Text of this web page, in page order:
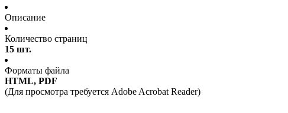
Описание
Количество страниц
15 шт.
Форматы файла
HTML, PDF
(Для просмотра требуется Adobe Acrobat Reader)